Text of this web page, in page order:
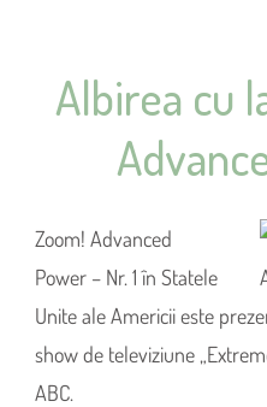
Albirea cu
Zoom! Advanced
Power – Nr. 1 în Statele
Unite ale Americii este
show de televiziune
ABC.